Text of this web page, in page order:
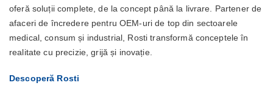
oferă soluții complete, de la concept până la livrare. Partener de
afaceri de încredere pentru OEM-uri de top din sectoarele
medical, consum și industrial, Rosti transformă conceptele în
realitate cu precizie, grijă și inovație.
Descoperă Rosti